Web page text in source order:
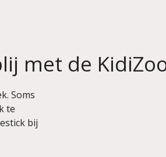
met de
Soms
te
bij